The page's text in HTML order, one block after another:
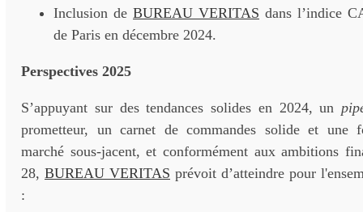
Inclusion de BUREAU VERITAS dans l’indice
de Paris en décembre 2024.
Perspectives 2025
S’appuyant sur des tendances solides en 2024, un
prometteur, un carnet de commandes solide et une
marché sous-jacent, et conformément aux ambitions
28, BUREAU VERITAS prévoit d’atteindre pour
: